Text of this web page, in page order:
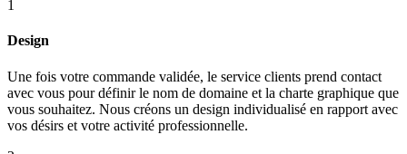
1
Design
Une fois votre commande validée, le service clients prend contact
avec vous pour définir le nom de domaine et la charte graphique que
vous souhaitez. Nous créons un design individualisé en rapport avec
vos désirs et votre activité professionnelle.